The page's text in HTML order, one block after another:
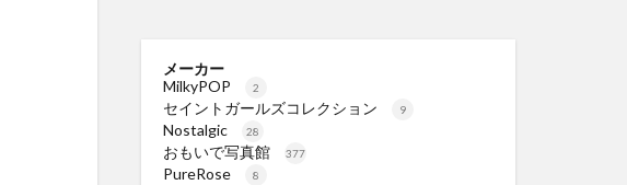
メーカー
MilkyPOP
2
セイントガールズコレクション 9
Nostalgic 28
おもいで写真館 377
PureRose 8